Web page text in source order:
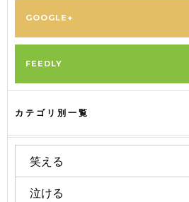
GOOGLE+
FEEDLY
カテゴリ別一覧
笑える
泣ける